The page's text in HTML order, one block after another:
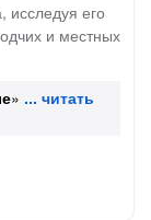
исследуя его
и местных
»